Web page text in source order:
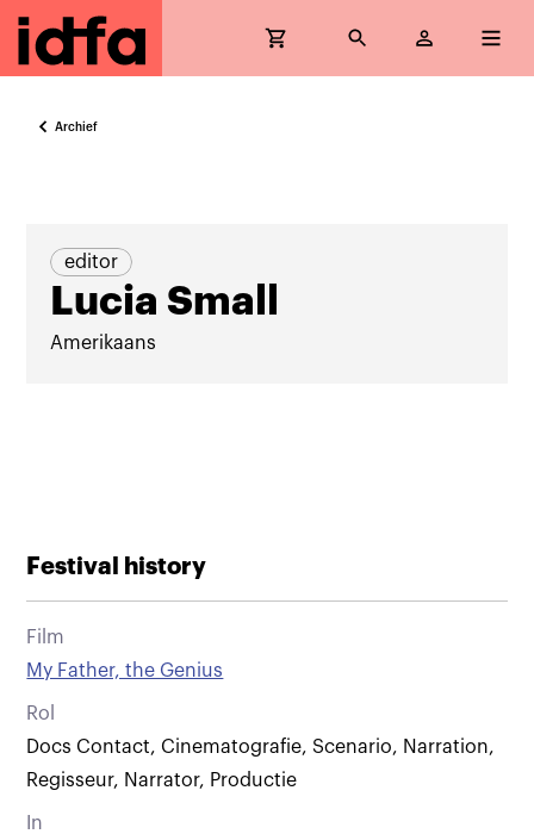
Archief
editor
Lucia Small
Amerikaans
Festival history
Film
My Father, the Genius
Rol
Docs Contact, Cinematografie, Scenario, Narration,
Regisseur, Narrator, Productie
In